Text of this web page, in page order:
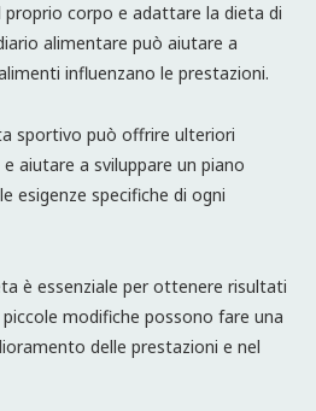
corpo e adattare la dieta di
alimentare può aiutare a
influenzano le prestazioni.
sportivo può offrire ulteriori
aiutare a sviluppare un piano
esigenze specifiche di ogni
è essenziale per ottenere risultati
modifiche possono fare una
delle prestazioni e nel